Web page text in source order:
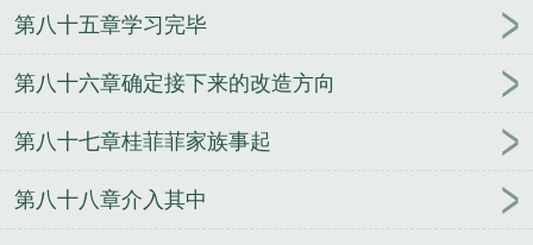
第八十五章学习完毕
第八十六章确定接下来的改造方向
第八十七章桂菲菲家族事起
第八十八章介入其中